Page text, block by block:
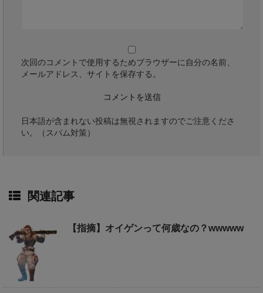
次回のコメントで使用するためブラウザーに自分の名前、
メールアドレス、サイトを保存する。
日本語が含まれない投稿は無視されますのでご注意くださ
い。（スパム対策）
関連記事
【指摘】オイゲンって何歳なの？wwwww